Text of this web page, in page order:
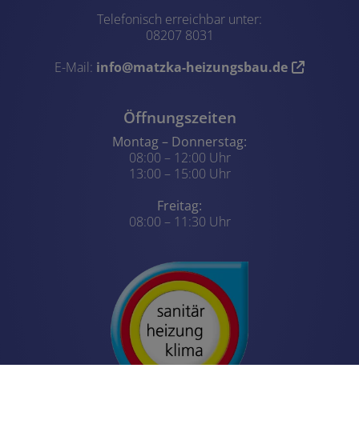
Telefonisch erreichbar unter:
08207 8031
E-Mail: info@matzka-heizungsbau.de
Öffnungszeiten
Montag – Donnerstag:
08:00 – 12:00 Uhr
13:00 – 15:00 Uhr
Freitag:
08:00 – 11:30 Uhr